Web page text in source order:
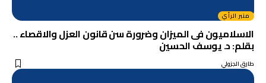
منبر الرأي
الاسلاميون فى الميزان وضرورة سن قانون العزل والاقصاء ..
بقلم: د. يوسف الحسين
طارق الجزولي